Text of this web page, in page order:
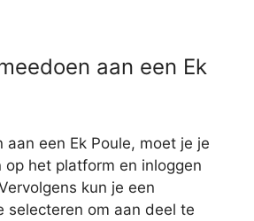
aan een Ek
aan een Ek Poule, moet je je
op het platform en inloggen
kun je een
selecteren om aan deel te